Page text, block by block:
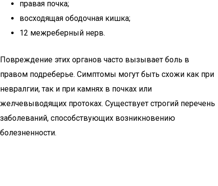
правая почка;
восходящая ободочная кишка;
12 межреберный нерв.
Повреждение этих органов часто вызывает боль в
правом подреберье. Симптомы могут быть схожи как при
невралгии, так и при камнях в почках или
желчевыводящих протоках. Существует строгий перечень
заболеваний, способствующих возникновению
болезненности.